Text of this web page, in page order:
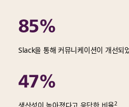
85%
Slack을 통해 커뮤니케이션이 개선되
47%
생산성이 높아졌다고 응답한 비율2